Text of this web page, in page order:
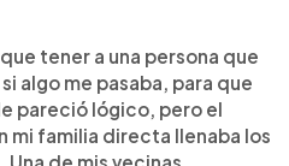
tener a una persona que
algo me pasaba, para que
pareció lógico, pero el
mi familia directa llenaba los